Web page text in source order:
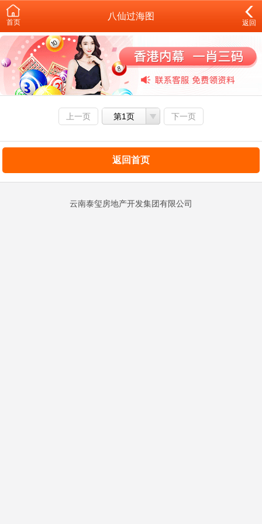
首页
八仙过海图
返回
上一页 第1页 下一页
返回首页
云南泰玺房地产开发集团有限公司